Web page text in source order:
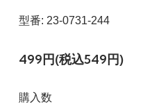
型番: 23-0731-244
499円(税込549円)
購入数